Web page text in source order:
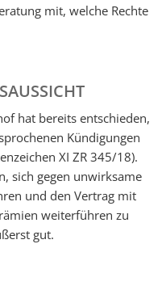
mit, welche Rechte
hat bereits entschieden,
Kündigungen
XI ZR 345/18).
sich gegen unwirksame
und den Vertrag mit
weiterführen zu
gut.